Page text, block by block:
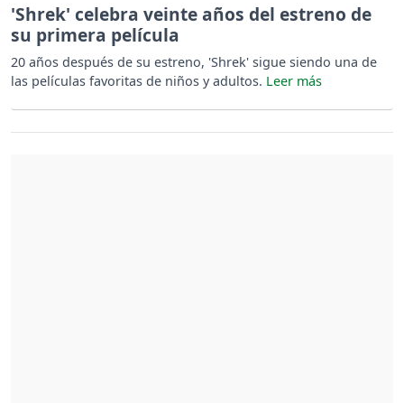
'Shrek' celebra veinte años del estreno de
su primera película
20 años después de su estreno, 'Shrek' sigue siendo una de
las películas favoritas de niños y adultos.